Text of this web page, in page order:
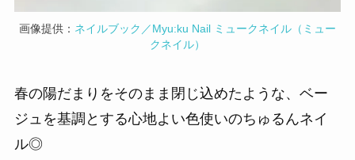
画像提供： ネイルブック／Myu:ku Nail ミュークネイル（ミュー
クネイル）
春の陽だまりをそのまま閉じ込めたような、ベー
ジュを基調とする心地よい色使いのちゅるんネイ
ル◎